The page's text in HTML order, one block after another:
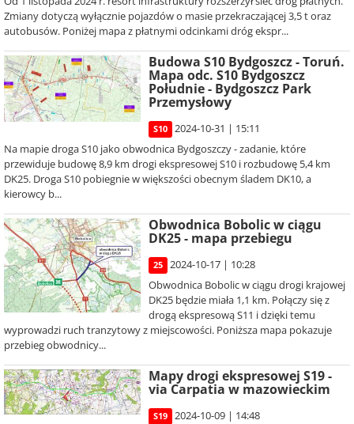
Zmiany dotyczą wyłącznie pojazdów o masie przekraczającej 3,5 t oraz
autobusów. Poniżej mapa z płatnymi odcinkami dróg ekspr...
Budowa S10 Bydgoszcz - Toruń.
Mapa odc. S10 Bydgoszcz
Południe - Bydgoszcz Park
Przemysłowy
S10
2024-10-31 | 15:11
Na mapie droga S10 jako obwodnica Bydgoszczy - zadanie, które
przewiduje budowę 8,9 km drogi ekspresowej S10 i rozbudowę 5,4 km
DK25. Droga S10 pobiegnie w większości obecnym śladem DK10, a
kierowcy b...
Obwodnica Bobolic w ciągu
DK25 - mapa przebiegu
25
2024-10-17 | 10:28
Obwodnica Bobolic w ciągu drogi krajowej
DK25 będzie miała 1,1 km. Połączy się z
drogą ekspresową S11 i dzięki temu
wyprowadzi ruch tranzytowy z miejscowości. Poniższa mapa pokazuje
przebieg obwodnicy...
Mapy drogi ekspresowej S19 -
via Carpatia w mazowieckim
S19
2024-10-09 | 14:48